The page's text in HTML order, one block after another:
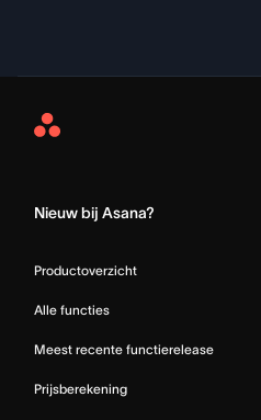
Asana
Nieuw bij Asana?
Productoverzicht
Alle functies
Meest recente functierelease
Prijsberekening